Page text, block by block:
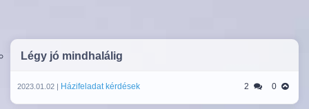
Légy jó mindhalálig
2023.01.02 | Házifeladat kérdések 2 0